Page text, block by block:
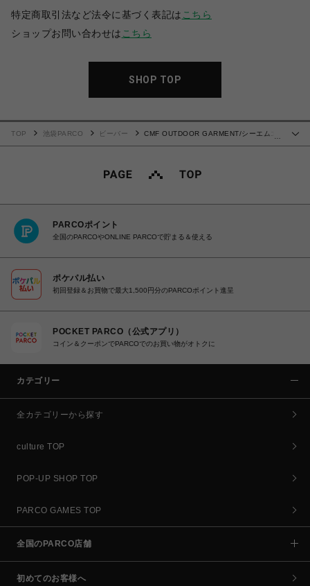
特定商取引法など法令に基づく表記は こちら
ショップお問い合わせは こちら
SHOP TOP
TOP 池袋PARCO ビーバー
CMF OUTDOOR GARMENT/シーエムエ
PARCOポイント
全国のPARCOやONLINE PARCOで貯まる＆使える
ポケパル払い
初回登録＆お買物で最大1,500円分のPARCOポイント進呈
POCKET PARCO（公式アプリ）
コイン＆クーポンでPARCOでのお買い物がオトクに
カテゴリー
全カテゴリーから探す
culture TOP
POP-UP SHOP TOP
PARCO GAMES TOP
全国のPARCO店舗
初めてのお客様へ